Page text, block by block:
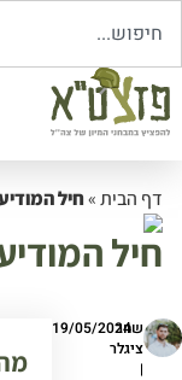
דף הבית»חיל
חיל
שחר
ציגלר
|
19/05/2024